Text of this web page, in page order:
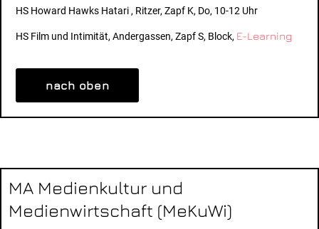
HS Howard Hawks Hatari , Ritzer, Zapf K, Do, 10-12 Uhr
HS Film und Intimität, Andergassen, Zapf S, Block, E-Learning
nach oben
MA Medienkultur und
Medienwirtschaft (MeKuWi)